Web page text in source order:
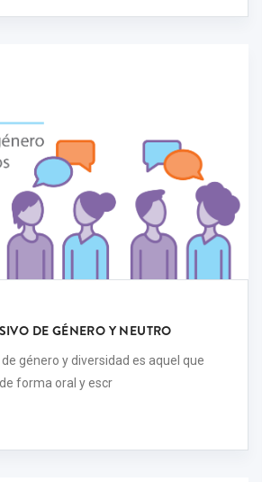
DE GÉNERO Y NEUTRO
género y diversidad es aquel que
forma oral y escr